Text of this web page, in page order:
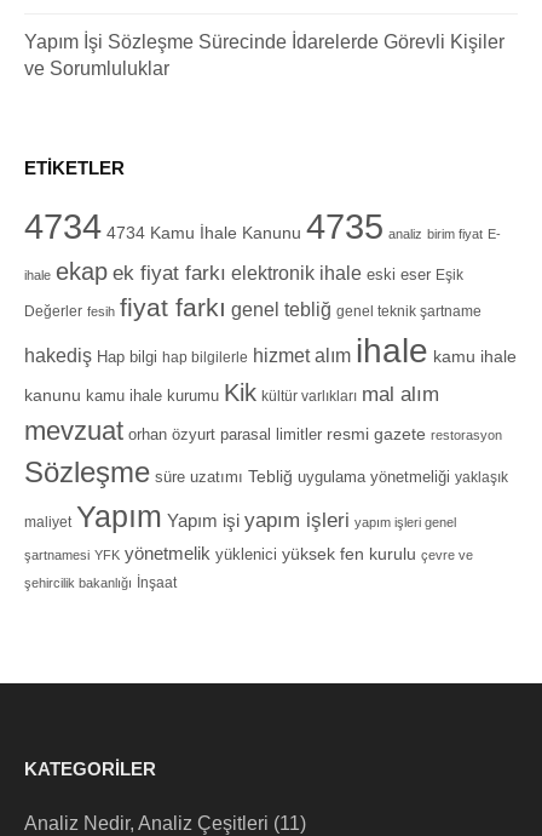
Yapım İşi Sözleşme Sürecinde İdarelerde Görevli Kişiler
ve Sorumluluklar
ETIKETLER
4734 4734 Kamu İhale Kanunu 4735 analiz birim fiyat E-
ihale ekap ek fiyat farkı elektronik ihale eski eser Eşik
Değerler fesih fiyat farkı genel tebliğ genel teknik şartname
hakediş Hap bilgi hap bilgilerle hizmet alım ihale kamu ihale
kanunu kamu ihale kurumu Kik kültür varlıkları mal alım
mevzuat orhan özyurt parasal limitler resmi gazete restorasyon
Sözleşme süre uzatımı Tebliğ uygulama yönetmeliği yaklaşık
maliyet Yapım Yapım işi yapım işleri yapım işleri genel
şartnamesi YFK yönetmelik yüklenici yüksek fen kurulu çevre ve
şehircilik bakanlığı
İnşaat
KATEGORILER
Analiz Nedir, Analiz Çeşitleri (11)